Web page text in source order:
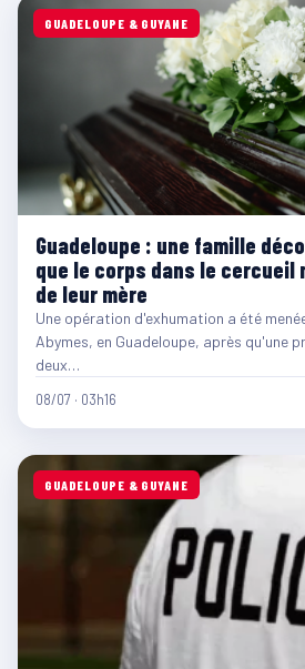
GUADELOUPE & GUYANE
Guadeloupe : une famille
que le corps dans le cercueil
de leur mère
Une opération d'exhumation a été
Abymes, en Guadeloupe, après qu'une
deux…
08/07 · 03h16
GUADELOUPE & GUYANE